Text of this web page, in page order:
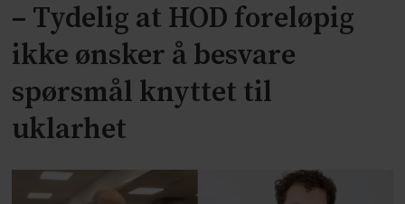
– Tydelig at HOD foreløpig
ikke ønsker å besvare
spørsmål knyttet til
uklarhet